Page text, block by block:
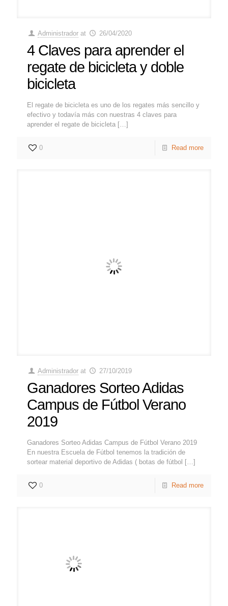
Administrador at 26/04/2020
4 Claves para aprender el
regate de bicicleta y doble
bicicleta
El regate de bicicleta es uno de los regates más sencillo y
efectivo y todavía más con nuestras 4 claves para
aprender el regate de bicicleta […]
0 Read more
Administrador at 27/10/2019
Ganadores Sorteo Adidas
Campus de Fútbol Verano
2019
Ganadores Sorteo Adidas Campus de Fútbol Verano 2019
En nuestra Escuela de Fútbol tenemos la tradición de
sortear material deportivo de Adidas ( botas de fútbol […]
0 Read more